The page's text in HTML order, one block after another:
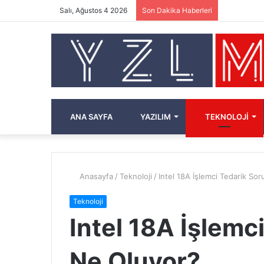
Salı, Ağustos 4 2026 Son Dakika Haberleri
ANA SAYFA YAZILIM TEKNOLOJI
Anasayfa / Teknoloji / Intel 18A İşlemci Tedarik
Teknoloji
Intel 18A